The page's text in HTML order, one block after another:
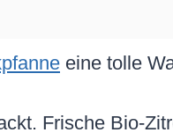
eine tolle
Frische Bio-